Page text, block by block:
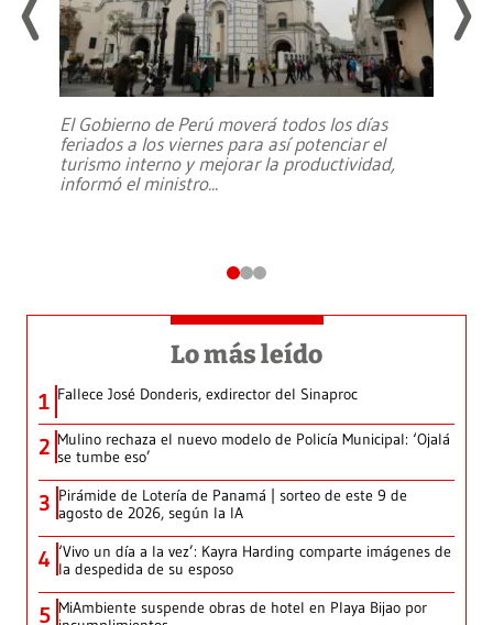
El Gobierno de Perú moverá todos los días
feriados a los viernes para así potenciar el
turismo interno y mejorar la productividad,
informó el ministro...
Lo más leído
1 Fallece José Donderis, exdirector del Sinaproc
2 Mulino rechaza el nuevo modelo de Policía Municipal: ‘Ojalá
se tumbe eso’
3 Pirámide de Lotería de Panamá | sorteo de este 9 de
agosto de 2026, según la IA
4 ‘Vivo un día a la vez’: Kayra Harding comparte imágenes de
la despedida de su esposo
5 MiAmbiente suspende obras de hotel en Playa Bijao por